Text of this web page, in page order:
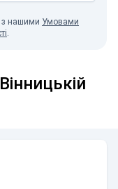
з нашими Умовами
.